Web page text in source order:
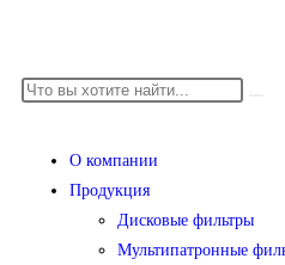
О компании
Продукция
Дисковые фильтры
Мультипатронные